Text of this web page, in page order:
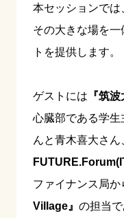
本セッションでは
その大きな場を
トを提供します。
ゲストには 『筑
心臓部である学生
んと青木喜大さん
ファイナンス局か
Village』 の担当